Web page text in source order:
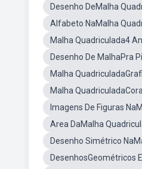
Desenho DeMalha
Alfabeto NaMalha
Malha Quadriculada4
Desenho De MalhaPra
Malha
Malha
Imagens De Figuras
Area DaMalha
Desenho Simétrico
DesenhosGeométricos